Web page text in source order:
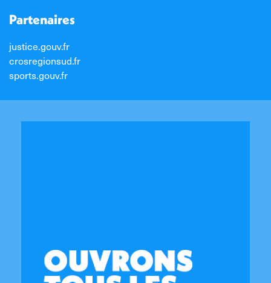
Partenaires
justice.gouv.fr
crosregionsud.fr
sports.gouv.fr